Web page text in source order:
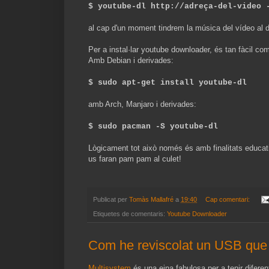
$ youtube-dl http://adreça-del-video -
al cap d'un moment tindrem la música del vídeo al
Per a instal·lar youtube downloader, és tan fàcil
Amb Debian i derivades:
$ sudo apt-get install youtube-dl
amb Arch, Manjaro i derivades:
$ sudo pacman -S youtube-dl
Lògicament tot això només és amb finalitats
us faran pam pam al culet!
Publicat per Tomàs Mallafré a 19:40 Cap comentari:
Etiquetes de comentaris: Youtube Downloader
Com he reviscolat un USB